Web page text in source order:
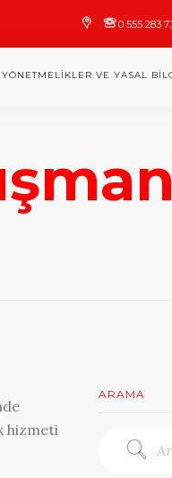
0 555 283
YÖNETMELIKLER VE YASAL
hizmeti
ARAMA